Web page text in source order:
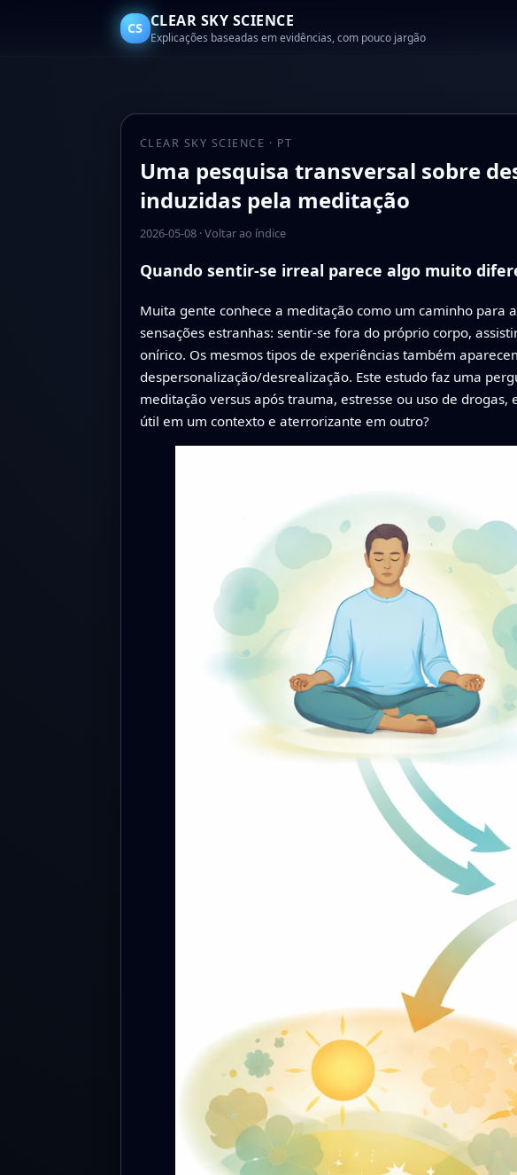
CS CLEAR SKY SCIENCE
Explicações baseadas em evidências, com pouco jargão
CLEAR SKY SCIENCE · PT
Uma pesquisa transversal sobre
induzidas pela meditação
2026-05-08·Voltar ao índice
Quando sentir-se irreal parece algo muito
Muita gente conhece a meditação como um caminho para
sensações estranhas: sentir-se fora do próprio corpo,
onírico. Os mesmos tipos de experiências também
despersonalização/desrealização. Este estudo faz uma
meditação versus após trauma, estresse ou uso de
útil em um contexto e aterrorizante em outro?